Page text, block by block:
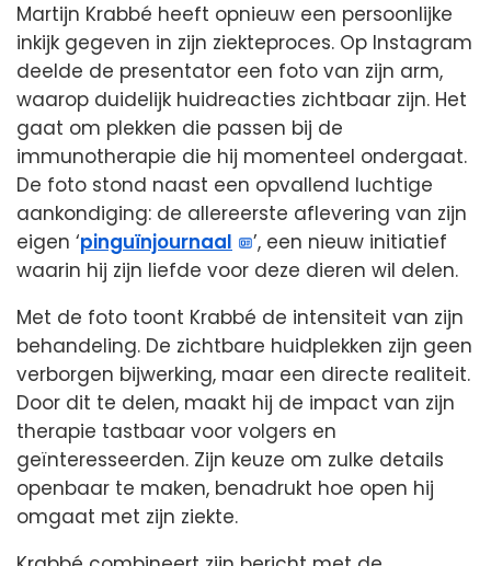
Martijn Krabbé heeft opnieuw een persoonlijke
inkijk gegeven in zijn ziekteproces. Op Instagram
deelde de presentator een foto van zijn arm,
waarop duidelijk huidreacties zichtbaar zijn. Het
gaat om plekken die passen bij de
immunotherapie die hij momenteel ondergaat.
De foto stond naast een opvallend luchtige
aankondiging: de allereerste aflevering van zijn
eigen ‘pinguïnjournaal
’, een nieuw initiatief
waarin hij zijn liefde voor deze dieren wil delen.
Met de foto toont Krabbé de intensiteit van zijn
behandeling. De zichtbare huidplekken zijn geen
verborgen bijwerking, maar een directe realiteit.
Door dit te delen, maakt hij de impact van zijn
therapie tastbaar voor volgers en
geïnteresseerden. Zijn keuze om zulke details
openbaar te maken, benadrukt hoe open hij
omgaat met zijn ziekte.